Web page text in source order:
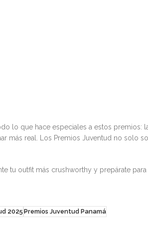
lo que hace especiales a estos premios:
más real. Los Premios Juventud no solo
tu outfit más crushworthy y prepárate para
2025 Premios Juventud Panamá